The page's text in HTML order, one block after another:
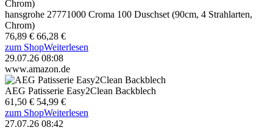
hansgrohe 27771000 Croma 100 Duschset (90cm, 4 Strahlarten,
Chrom)
76,89 € 66,28 €
zum ShopWeiterlesen
29.07.26 08:08
www.amazon.de
AEG Patisserie Easy2Clean Backblech
61,50 € 54,99 €
zum ShopWeiterlesen
27.07.26 08:42